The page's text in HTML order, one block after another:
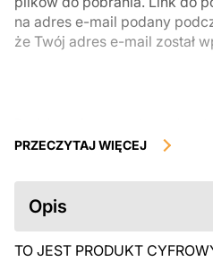
na adres e-mail podany
że Twój adres e-mail został
podlegają zwrotowi ani wymianie po
przed zakupem. Jeśli masz
skontaktuj się bezpośrednio ze
PRZECZYTAJ WIĘCEJ
Opis
TO JEST PRODUKT